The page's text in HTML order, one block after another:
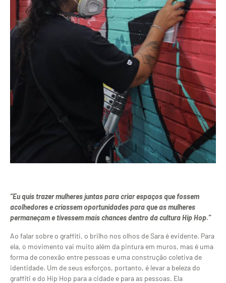
“Eu quis trazer mulheres juntas para criar espaços que fossem
acolhedores e criassem oportunidades para que as mulheres
permaneçam e tivessem mais chances dentro da cultura Hip Hop.”
Ao falar sobre o graffiti, o brilho nos olhos de Sara é evidente. Para
ela, o movimento vai muito além da pintura em muros, mas é uma
forma de conexão entre pessoas e uma construção coletiva de
identidade. Um de seus esforços, portanto, é levar a beleza do
graffiti e do Hip Hop para a cidade e para as pessoas. Ela